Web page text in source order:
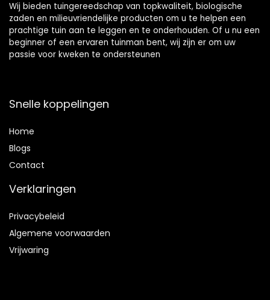
Wij bieden tuingereedschap van topkwaliteit, biologische
zaden en milieuvriendelijke producten om u te helpen een
prachtige tuin aan te leggen en te onderhouden. Of u nu een
beginner of een ervaren tuinman bent, wij zijn er om uw
passie voor kweken te ondersteunen
Snelle koppelingen
Home
Blogs
Contact
Verklaringen
Privacybeleid
Algemene voorwaarden
Vrijwaring